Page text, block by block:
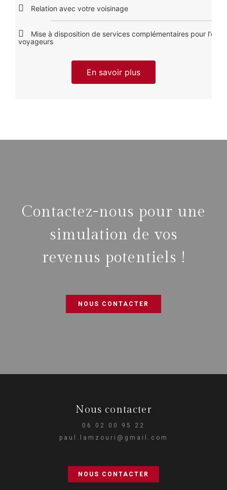
Relation avec votre voisinage
Mise à disposition de services complémentaires pour
voyageurs
En savoir plus
Contactez-nous pour une
simulation de vos
revenus potentiels !
NOUS CONTACTER
Nous contacter
06 02 00 95 22
paul.lamzouri@gmail.com
NOUS CONTACTER